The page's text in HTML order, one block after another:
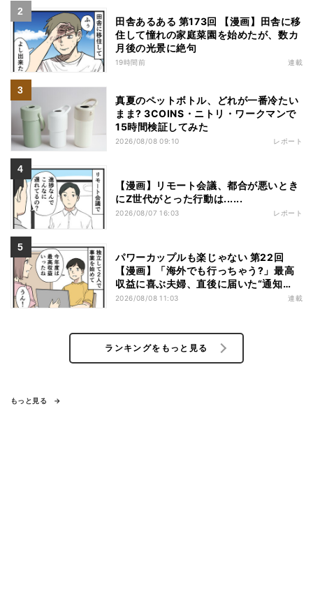
田舎あるある 第173回 【漫画】田舎に移
住して憧れの家庭菜園を始めたが、数カ
月後の光景に絶句
19時間前 連載
真夏のペットボトル、どれが一番冷たい
まま? 3COINS・ニトリ・ワークマンで
15時間検証してみた
2026/08/08 09:10 レポート
【漫画】リモート会議、都合が悪いとき
にZ世代がとった行動は......
2026/08/07 16:03 レポート
パワーカップルも楽じゃない 第22回
【漫画】「海外でも行っちゃう?」最高
収益に喜ぶ夫婦、直後に届いた“通知
書”で現実に戻された
2026/08/08 11:03 連載
ランキングをもっと見る
もっと見る